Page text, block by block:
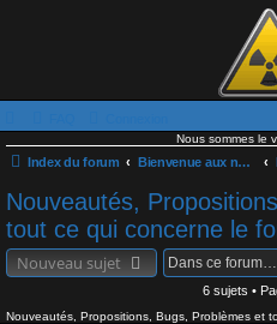
Nous sommes le
Index du forum Bienvenue aux nouveaux & news
Nouveautés,
tout ce qui concerne le
Nouveau sujet
6 sujets •
Nouveautés, Propositions, Bugs, Problèmes et